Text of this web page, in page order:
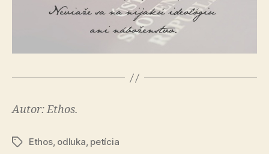
Autor: Ethos.
ZnačkyEthos, odluka, petícia